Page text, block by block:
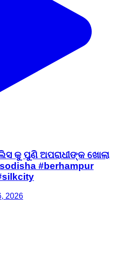
କୁ ପୁଣି ଅପରାଧୀଙ୍କ ଖୋଲା
#berhampur
2026